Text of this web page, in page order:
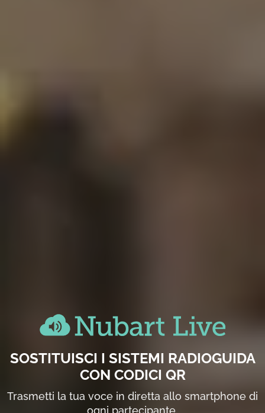
SOSTITUISCI I SISTEMI RADIOGUIDA
CON CODICI QR
Trasmetti la tua voce in diretta allo smartphone di